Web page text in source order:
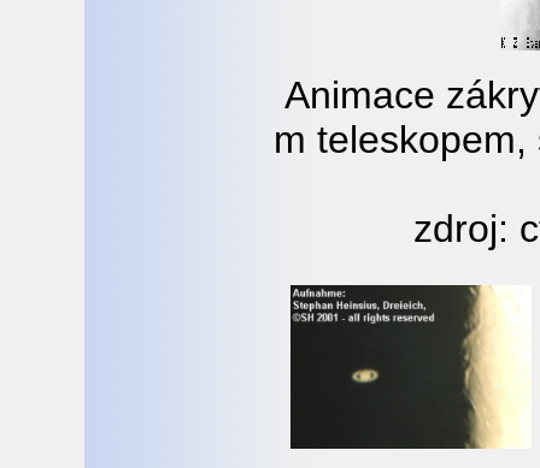
Animace
m
zdroj: